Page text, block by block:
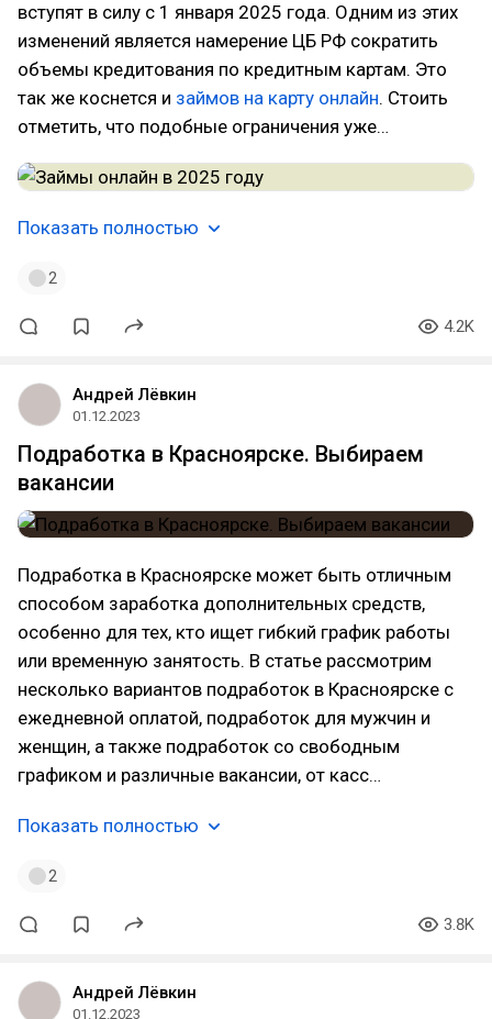
вступят в силу с 1 января 2025 года. Одним из этих
изменений является намерение ЦБ РФ сократить
объемы кредитования по кредитным картам. Это
так же коснется и займов на карту онлайн. Стоить
отметить, что подобные ограничения уже…
Показать полностью
2
4.2K
Андрей Лёвкин
01.12.2023
Подработка в Красноярске. Выбираем
вакансии
Подработка в Красноярске может быть отличным
способом заработка дополнительных средств,
особенно для тех, кто ищет гибкий график работы
или временную занятость. В статье рассмотрим
несколько вариантов подработок в Красноярске с
ежедневной оплатой, подработок для мужчин и
женщин, а также подработок со свободным
графиком и различные вакансии, от касс…
Показать полностью
2
3.8K
Андрей Лёвкин
01.12.2023